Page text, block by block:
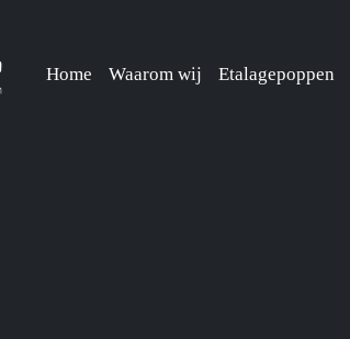
Home Waarom wij Etalagepoppen